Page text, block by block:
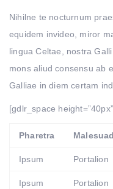
Nihilne te nocturnum
equidem invideo, miror
lingua Celtae, nostra
mons aliud consensu ab
Galliae in diem certam
[gdlr_space
Pharetra
Ipsum Portalion
Ipsum Portalion